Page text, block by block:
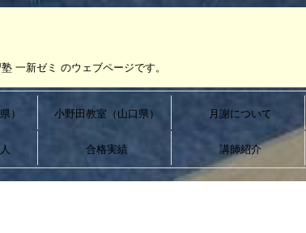
一新ゼミ のウェブページです。
） 小野田教室（山口県） 月謝について
合格実績 講師紹介